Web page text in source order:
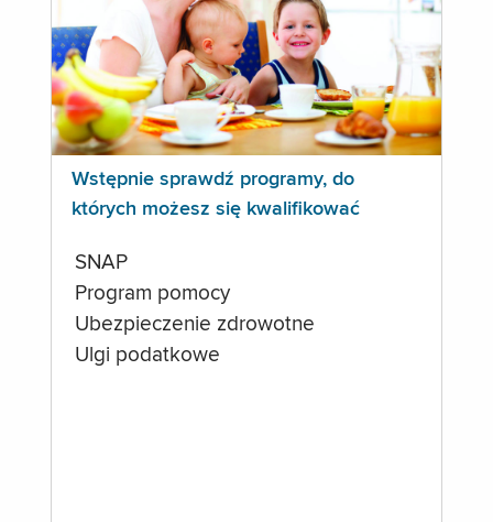
Wstępnie sprawdź programy, do
których możesz się kwalifikować
SNAP
Program pomocy
Ubezpieczenie zdrowotne
Ulgi podatkowe